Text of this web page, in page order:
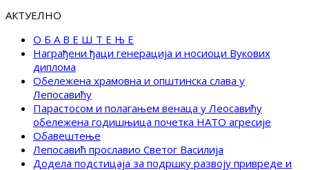
АКТУЕЛНО
О Б А В Е Ш Т Е Њ Е
Награђени ђаци генерација и носиоци Вукових
диплома
Обележена храмовна и општинска слава у
Лепосавићу
Парастосом и полагањем венаца у Леосавићу
обележена годишњица почетка НАТО агресије
Обавештење
Лепосавић прославио Светог Василија
Додела подстицаја за подршку развоју привреде и